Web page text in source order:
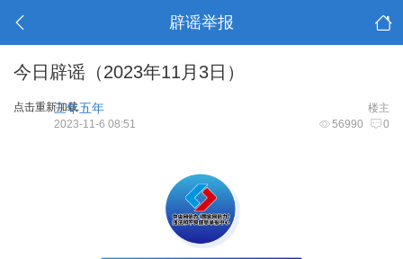
辟谣举报
今日辟谣（2023年11月3日）
点击重新加载 楼主
三年五年
56990 0
2023-11-6 08:51